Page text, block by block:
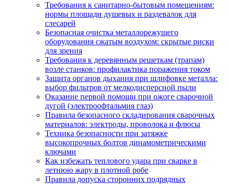
Требования к санитарно-бытовым помещениям:
нормы площади душевых и раздевалок для
слесарей
Безопасная очистка металлорежущего
оборудования сжатым воздухом: скрытые риски
для зрения
Требования к деревянным решеткам (трапам)
возле станков: профилактика поражения током
Защита органов дыхания при шлифовке металла:
выбор фильтров от мелкодисперсной пыли
Оказание первой помощи при ожоге сварочной
дугой (электроофтальмия глаз)
Правила безопасного складирования сварочных
материалов: электроды, проволока и флюсы
Техника безопасности при затяжке
высокопрочных болтов динамометрическими
ключами
Как избежать теплового удара при сварке в
летнюю жару в плотной робе
Правила допуска сторонних подрядных